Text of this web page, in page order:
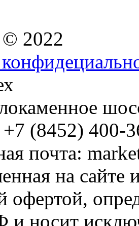
2022
+7 (8452) 400-
почта:
на сайте
офертой,
носит